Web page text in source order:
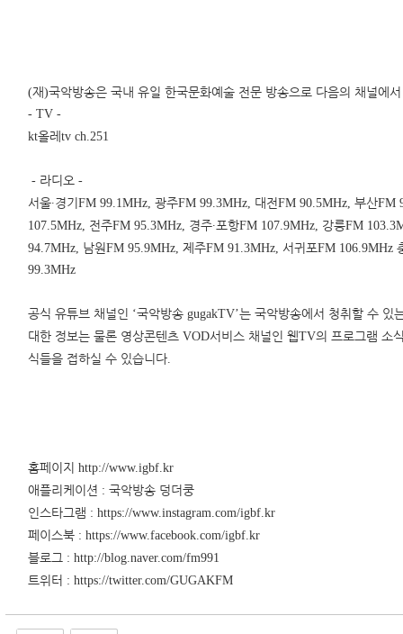
(재)국악방송은 국내 유일 한국문화예술 전문 방송으로 다음의 채널에
- TV -
kt올레tv ch.251
- 라디오-
서울∙경기FM 99.1MHz,광주FM 99.3MHz, 대전FM 90.5MHz,부산FM
107.5MHz, 전주FM 95.3MHz, 경주∙포항FM 107.9MHz, 강릉FM
94.7MHz, 남원FM 95.9MHz,제주FM 91.3MHz, 서귀포FM 106.9MHz
99.3MHz
공식 유튜브 채널인 ‘국악방송gugakTV’는 국악방송에서 청취할 수 있
대한 정보는 물론 영상콘텐츠VOD서비스 채널인 웹TV의 프로그램 소
식들을 접하실 수 있습니다
홈페이지http://www.igbf.kr
애플리케이션 :국악방송 덩더쿵
인스타그램 : https://www.instagram.com/igbf.kr
페이스북 :https://www.facebook.com/igbf.kr
블로그 : http://blog.naver.com/fm991
트위터 : https://twitter.com/GUGAKFM